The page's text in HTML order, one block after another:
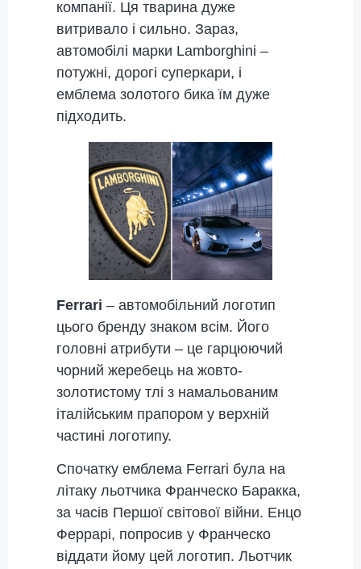
компанії. Ця тварина дуже
витривало і сильно. Зараз,
автомобілі марки Lamborghini –
потужні, дорогі суперкари, і
емблема золотого бика їм дуже
підходить.
Ferrari – автомобільний логотип
цього бренду знаком всім. Його
головні атрибути – це гарцюючий
чорний жеребець на жовто-
золотистому тлі з намальованим
італійським прапором у верхній
частині логотипу.
Спочатку емблема Ferrari була на
літаку льотчика Франческо Баракка,
за часів Першої світової війни. Енцо
Феррарі, попросив у Франческо
віддати йому цей логотип. Льотчик